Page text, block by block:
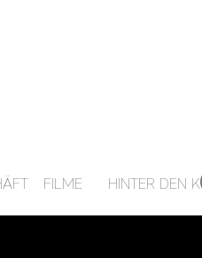
FILME HINTER DEN